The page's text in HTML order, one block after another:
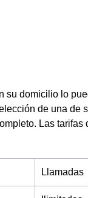
su domicilio lo
de una de
Las tarifas
Llamadas